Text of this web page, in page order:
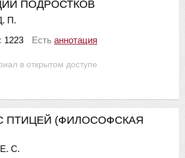
в открытом доступе
ПОДРОСТКОВ
П.
1223 Есть аннотация
ПТИЦЕЙ (ФИЛОСОФСКАЯ
С.